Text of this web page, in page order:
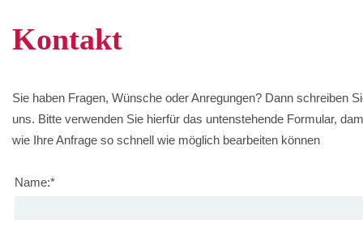
Kontakt
Sie haben Fragen, Wünsche oder Anregungen? Dann schreiben
uns. Bitte verwenden Sie hierfür das untenstehende Formular,
wie Ihre Anfrage so schnell wie möglich bearbeiten können
Name:*